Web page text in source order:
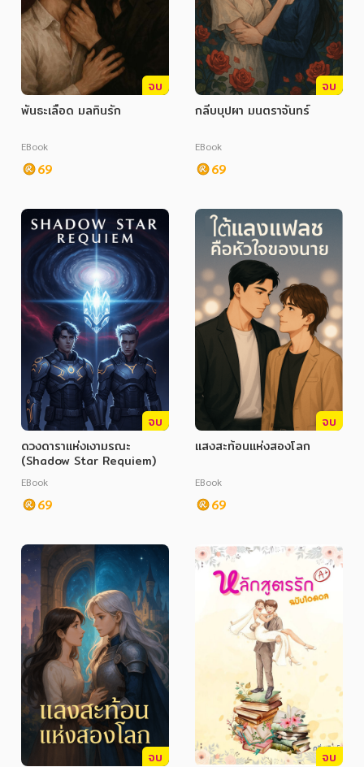
จบ
พันธะเลือด มลทินรัก
EBook
69
จบ
กลีบบุปผา มนตราจันทร์
EBook
69
จบ
ดวงดาราแห่งเงามรณะ
(Shadow Star Requiem)
EBook
69
จบ
แสงสะท้อนแห่งสองโลก
EBook
69
จบ
จบ